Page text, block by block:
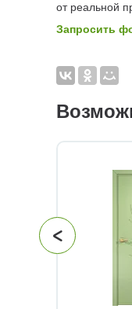
от реальной
Запросить